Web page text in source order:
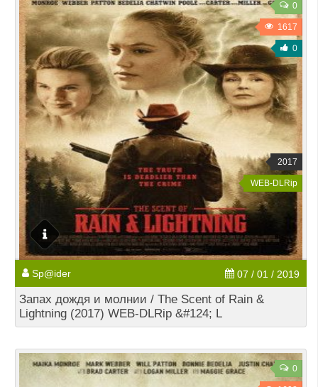
0
1617
0
2017
WEB-DLRip
Sp@ider 07 / 01 / 2019
Запах дождя и молнии / The Scent of Rain &
Lightning (2017) WEB-DLRip &#124; L
0